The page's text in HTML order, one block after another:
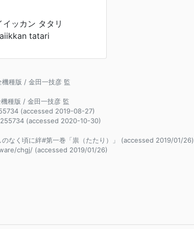
ッカン タタリ
tatari
種版 / 金田一技彦 監
種版 / 金田一技彦 監
(accessed 2019-08-27)
(accessed 2020-10-30)
なく頃に絆#第一巻「祟（たたり）」 (accessed 2019/01/26)
chgj/ (accessed 2019/01/26)